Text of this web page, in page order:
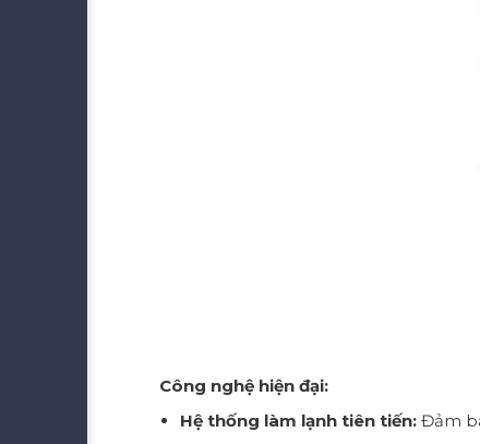
Công nghệ hiện đại:
Hệ thống làm lạnh tiên tiến: Đảm